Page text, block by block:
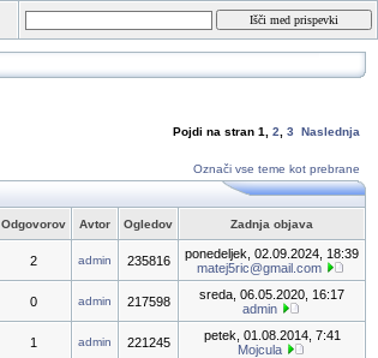
Pojdi na stran 1 2 3 Naslednja
Označi vse teme kot prebrane
Odgovorov Avtor Ogledov Zadnja objava
2 admin 235816
ponedeljek, 02.09.2024, 18:39
matej5ric@gmail.com
0 admin 217598
sreda, 06.05.2020, 16:17
admin
1 admin 221245
petek, 01.08.2014, 7:41
Mojcula